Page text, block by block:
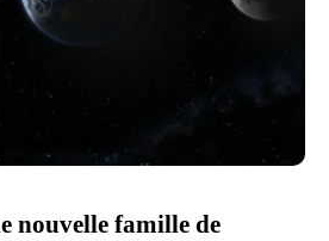
nouvelle famille de